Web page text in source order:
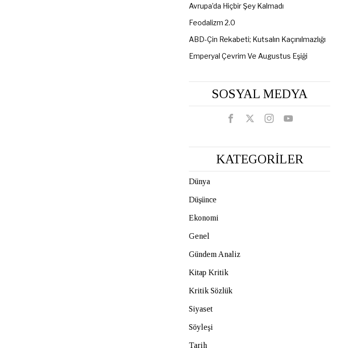
Avrupa’da Hiçbir Şey Kalmadı
Feodalizm 2.0
ABD-Çin Rekabeti; Kutsalın Kaçınılmazlığı
Emperyal Çevrim Ve Augustus Eşiği
SOSYAL MEDYA
KATEGORİLER
Dünya
Düşünce
Ekonomi
Genel
Gündem Analiz
Kitap Kritik
Kritik Sözlük
Siyaset
Söyleşi
Tarih